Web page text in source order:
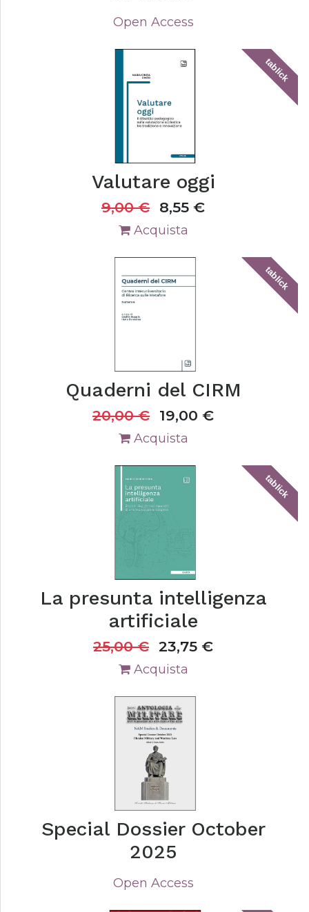
Open Access
tablick
Valutare oggi
9,00€ 8,55 €
Acquista
tablick
Quaderni del CIRM
20,00€ 19,00 €
Acquista
tablick
La presunta intelligenza
artificiale
25,00€ 23,75 €
Acquista
Special Dossier October
2025
Open Access